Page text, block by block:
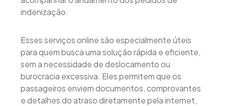
indenização.
Esses serviços online são especialmente úteis
para quem busca uma solução rápida e eficiente,
sem a necessidade de deslocamento ou
burocracia excessiva. Eles permitem que os
passageiros enviem documentos, comprovantes
e detalhes do atraso diretamente pela internet,